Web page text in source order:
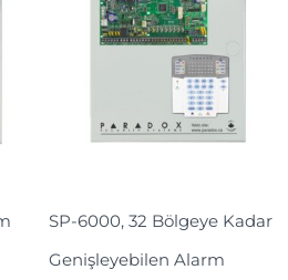
SP-6000, 32 Bölgeye Kadar
Genişleyebilen Alarm